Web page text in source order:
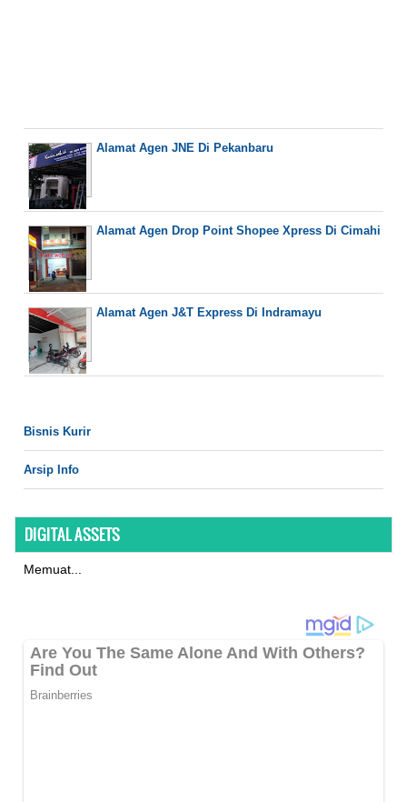
Alamat Agen JNE Di Pekanbaru
Alamat Agen Drop Point Shopee Xpress Di Cimahi
Alamat Agen J&T Express Di Indramayu
Bisnis Kurir
Arsip Info
DIGITAL ASSETS
Memuat...